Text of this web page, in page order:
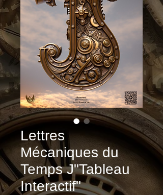
Lettres
Mécaniques du
Temps J"Tableau
Interactif"